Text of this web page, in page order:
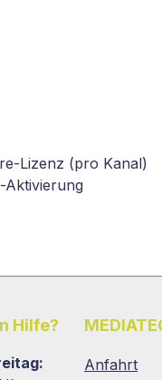
Lizenz (pro Kanal)
Aktivierung
Hilfe?
Anfahrt